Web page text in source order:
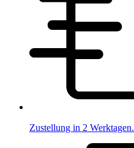
Zustellung in 2 Werktagen.